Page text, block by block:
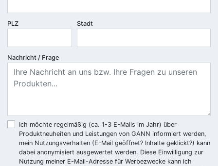
PLZ Stadt
Nachricht / Frage
Ich möchte regelmäßig (ca. 1-3 E-Mails im Jahr) über
Produktneuheiten und Leistungen von GANN informiert werden,
mein Nutzungsverhalten (E-Mail geöffnet? Inhalte geklickt?) kann
dabei anonymisiert ausgewertet werden. Diese Einwilligung zur
Nutzung meiner E-Mail-Adresse für Werbezwecke kann ich